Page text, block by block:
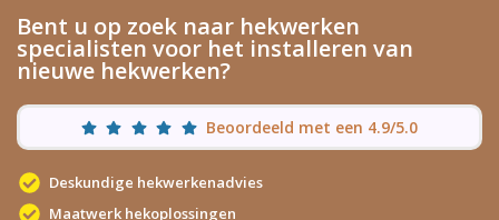
Bent u op zoek naar hekwerken
specialisten voor het installeren van
nieuwe hekwerken?
Beoordeeld met een 4.9/5.0
Deskundige hekwerkenadvies
Maatwerk hekoplossingen